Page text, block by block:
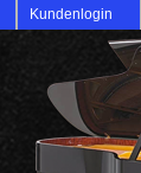
Kundenlogin